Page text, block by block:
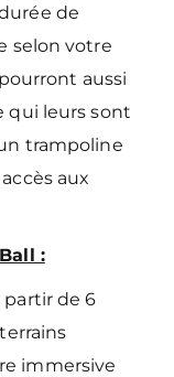
de
selon votre
aussi
qui leurs sont
trampoline
aux
:
partir de 6
immersive